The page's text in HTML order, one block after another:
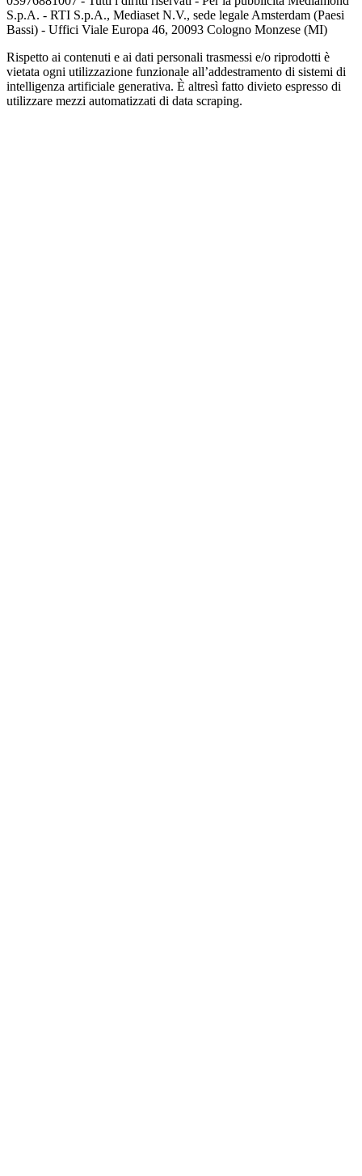
S.p.A. - RTI S.p.A., Mediaset N.V., sede legale Amsterdam (Paesi
Bassi) - Uffici Viale Europa 46, 20093 Cologno Monzese (MI)
Rispetto ai contenuti e ai dati personali trasmessi e/o riprodotti è
vietata ogni utilizzazione funzionale all’addestramento di sistemi di
intelligenza artificiale generativa. È altresì fatto divieto espresso di
utilizzare mezzi automatizzati di data scraping.